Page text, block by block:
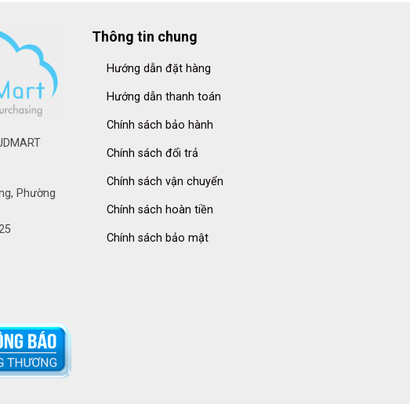
Phường
Thông tin chung
Hướng dẫn đặt hàng
Hướng dẫn thanh toán
Chính sách bảo hành
Chính sách đổi trả
Chính sách vận chuyển
Chính sách hoàn tiền
Chính sách bảo mật